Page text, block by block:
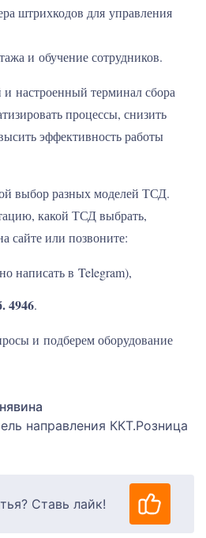
штрихкодов для управления
и обучение сотрудников.
настроенный терминал сбора
процессы, снизить
эффективность работы
выбор разных моделей ТСД.
какой ТСД выбрать,
сайте или позвоните:
написать в Telegram),
4946.
и подберем оборудование
направления ККТ.Розница
Ставь лайк!